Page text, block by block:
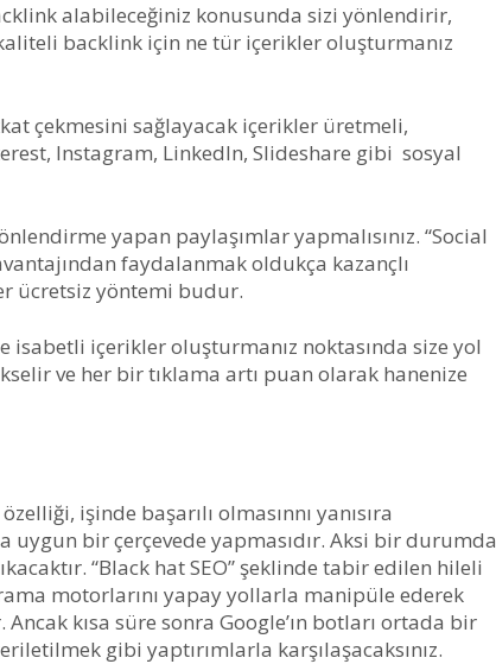
alabileceğiniz konusunda sizi yönlendirir,
backlink için ne tür içerikler oluşturmanız
çekmesini sağlayacak içerikler üretmeli,
Instagram, LinkedIn, Slideshare gibi sosyal
yapan paylaşımlar yapmalısınız. “Social
faydalanmak oldukça kazançlı
ücretsiz yöntemi budur.
isabetli içerikler oluşturmanız noktasında size yol
ve her bir tıklama artı puan olarak hanenize
işinde başarılı olmasınnı yanısıra
bir çerçevede yapmasıdır. Aksi bir durumda
“Black hat SEO” şeklinde tabir edilen hileli
motorlarını yapay yollarla manipüle ederek
Ancak kısa süre sonra Google’ın botları ortada bir
gibi yaptırımlarla karşılaşacaksınız.